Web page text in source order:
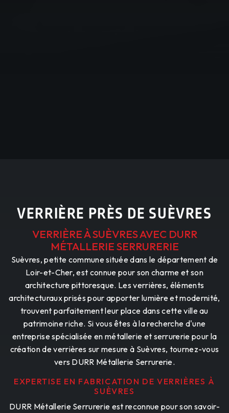
VERRIÈRE PRÈS DE SUÈVRES
VERRIÈRE À SUÈVRES AVEC DURR
MÉTALLERIE SERRURERIE
Suèvres, petite commune située dans le département de
Loir-et-Cher, est connue pour son charme et son
architecture pittoresque. Les verrières, éléments
architecturaux prisés pour apporter lumière et modernité,
trouvent parfaitement leur place dans cette ville au
patrimoine riche. Si vous êtes à la recherche d'une
entreprise spécialisée en métallerie et serrurerie pour la
création de verrières sur mesure à Suèvres, tournez-vous
vers DURR Métallerie Serrurerie.
EXPERTISE EN FABRICATION DE VERRIÈRES À
SUÈVRES
DURR Métallerie Serrurerie est reconnue pour son savoir-